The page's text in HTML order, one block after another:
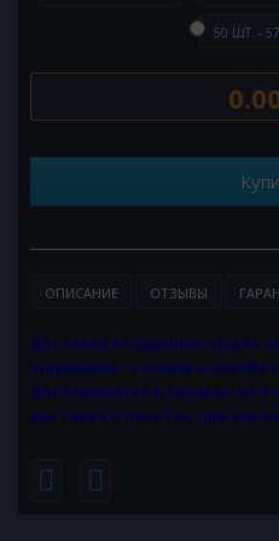
50 ШТ. -
ОПИСАНИЕ ОТЗЫВЫ
Доставка воздушных шаров
шариками с гелием и
Доставляются в связках, не в
доставка в пакетах, при